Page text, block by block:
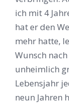
ich mit 4
hat er den
mehr hatte,
Wunsch
unheimlich
Lebensjahr
neun Jahren